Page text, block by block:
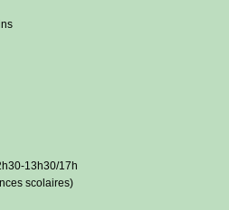
13h30/17h
scolaires)